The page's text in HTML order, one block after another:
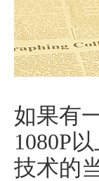
如果有
1080P
技术的